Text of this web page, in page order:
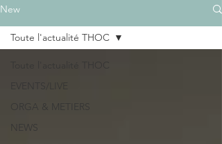
New
ORGA & METIERS
NEWS
Toute l'actualité THOC